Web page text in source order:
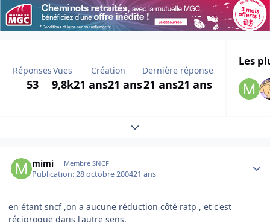
Réponses
53
Vues
9,8k
Création
21 ans21 ans
Dernière réponse
21 ans21 ans
Les
Expand topic overview
mimi Membre SNCF
Publication:28 octobre 200421 ans
en étant sncf ,on a aucune réduction côté ratp , et c'est
réciproque dans l'autre sens.